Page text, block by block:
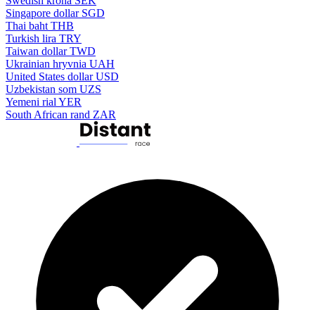
Singapore dollar SGD
Thai baht THB
Turkish lira TRY
Taiwan dollar TWD
Ukrainian hryvnia UAH
United States dollar USD
Uzbekistan som UZS
Yemeni rial YER
South African rand ZAR